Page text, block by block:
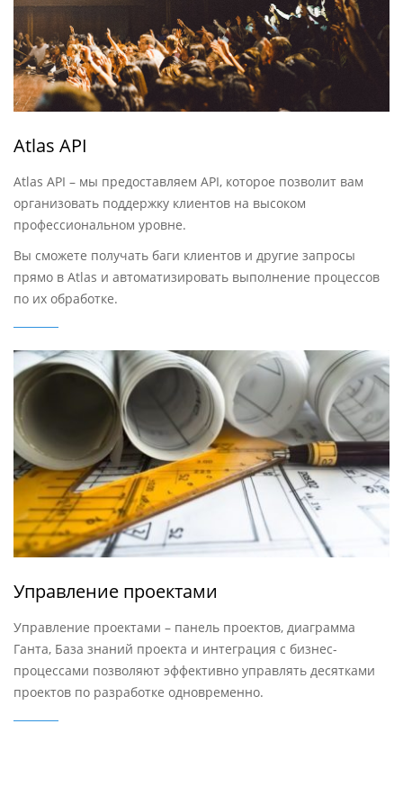
Atlas API
Atlas API – мы предоставляем API, которое позволит вам
организовать поддержку клиентов на высоком
профессиональном уровне.
Вы сможете получать баги клиентов и другие запросы
прямо в Atlas и автоматизировать выполнение процессов
по их обработке.
Управление проектами
Управление проектами – панель проектов, диаграмма
Ганта, База знаний проекта и интеграция с бизнес-
процессами позволяют эффективно управлять десятками
проектов по разработке одновременно.